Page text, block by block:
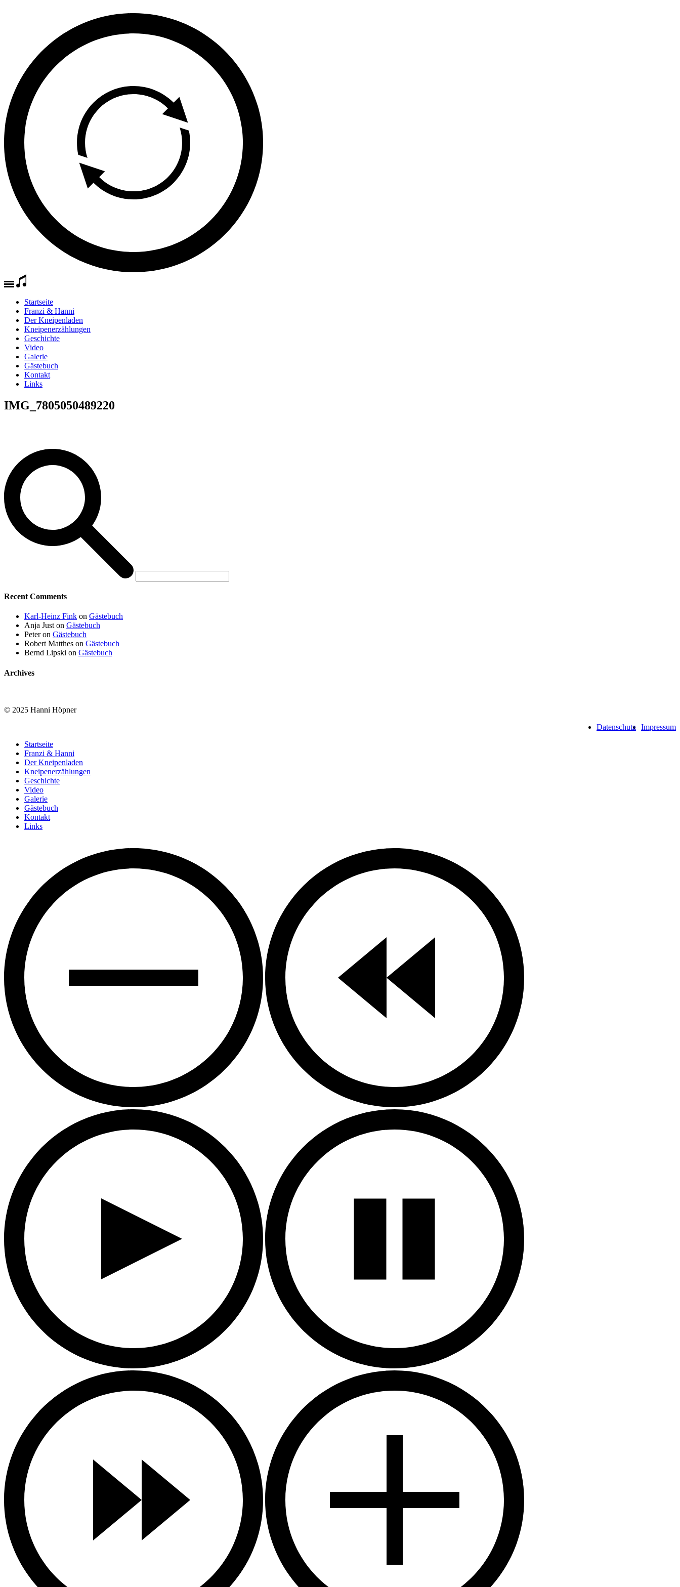
Startseite
Franzi & Hanni
Der Kneipenladen
Kneipenerzählungen
Geschichte
Video
Galerie
Gästebuch
Kontakt
Links
IMG_7805050489220
Recent Comments
Karl-Heinz Fink on Gästebuch
Anja Just on Gästebuch
Peteron Gästebuch
Robert Matthes on Gästebuch
Bernd Lipski on Gästebuch
Archives
© 2025 Hanni Höpner
Impressum
Datenschutz
Startseite
Franzi & Hanni
Der Kneipenladen
Kneipenerzählungen
Geschichte
Video
Galerie
Gästebuch
Kontakt
Links